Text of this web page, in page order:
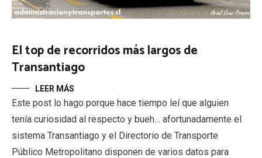
El top de recorridos más largos de
Transantiago
LEER MÁS
Este post lo hago porque hace tiempo leí que alguien
tenía curiosidad al respecto y bueh… afortunadamente el
sistema Transantiago y el Directorio de Transporte
Público Metropolitano disponen de varios datos para